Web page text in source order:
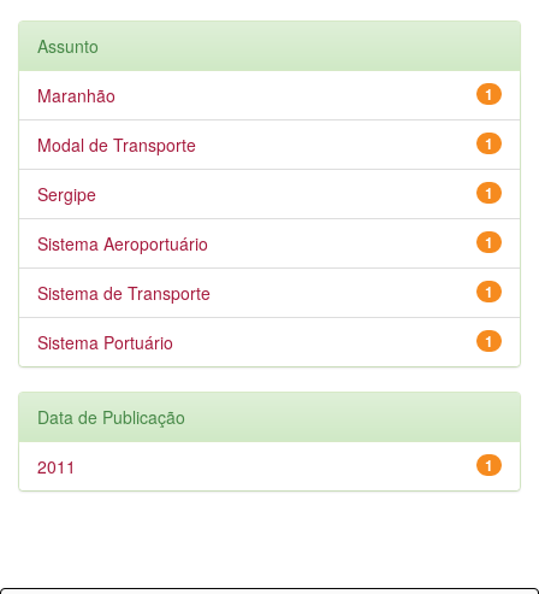
Assunto
1
Maranhão
1
Modal de Transporte
1
Sergipe
1
Sistema Aeroportuário
1
Sistema de Transporte
1
Sistema Portuário
Data de Publicação
1
2011